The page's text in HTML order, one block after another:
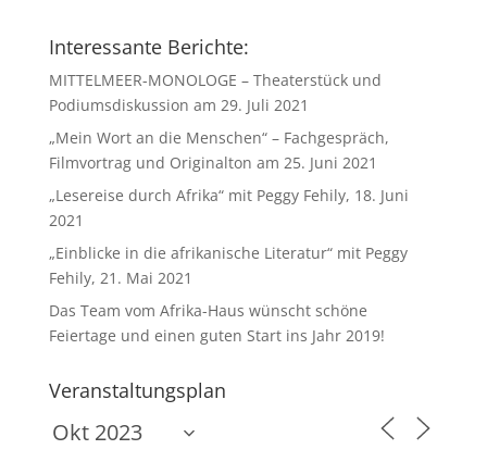
Interessante Berichte:
MITTELMEER-MONOLOGE – Theaterstück und
Podiumsdiskussion am 29. Juli 2021
„Mein Wort an die Menschen“ – Fachgespräch,
Filmvortrag und Originalton am 25. Juni 2021
„Lesereise durch Afrika“ mit Peggy Fehily, 18. Juni
2021
„Einblicke in die afrikanische Literatur“ mit Peggy
Fehily, 21. Mai 2021
Das Team vom Afrika-Haus wünscht schöne
Feiertage und einen guten Start ins Jahr 2019!
Veranstaltungsplan